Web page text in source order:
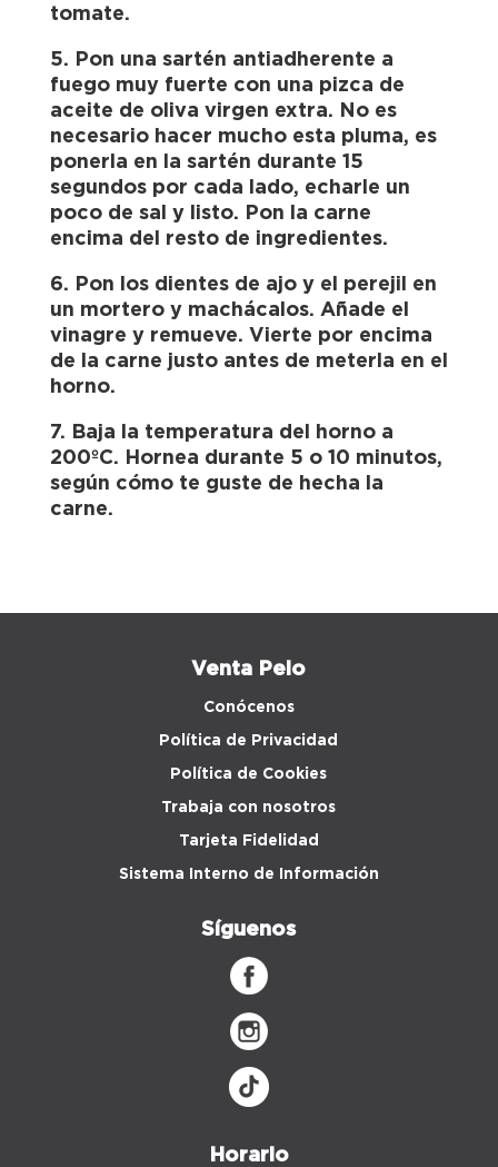
tomate.
5. Pon una sartén antiadherente a
fuego muy fuerte con una pizca de
aceite de oliva virgen extra. No es
necesario hacer mucho esta pluma, es
ponerla en la sartén durante 15
segundos por cada lado, echarle un
poco de sal y listo. Pon la carne
encima del resto de ingredientes.
6. Pon los dientes de ajo y el perejil en
un mortero y machácalos. Añade el
vinagre y remueve. Vierte por encima
de la carne justo antes de meterla en el
horno.
7. Baja la temperatura del horno a
200ºC. Hornea durante 5 o 10 minutos,
según cómo te guste de hecha la
carne.
Venta Peio
Conócenos
Política de Privacidad
Política de Cookies
Trabaja con nosotros
Tarjeta Fidelidad
Sistema Interno de Información
Síguenos
Horario